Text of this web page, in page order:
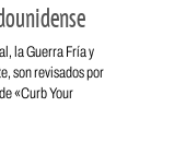
la Guerra Fría y
son revisados por
«Curb Your